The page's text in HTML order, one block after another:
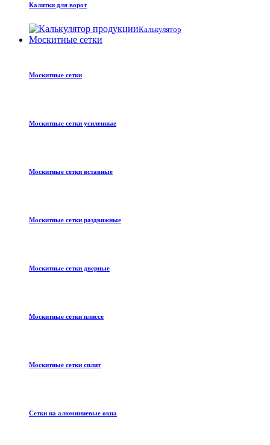
Калитки для ворот
Калькулятор
Москитные сетки
Москитные сетки
Москитные сетки усиленные
Москитные сетки вставные
Москитные сетки раздвижные
Москитные сетки дверные
Москитные сетки плиссе
Москитные сетки сплит
Сетки на алюминиевые окна